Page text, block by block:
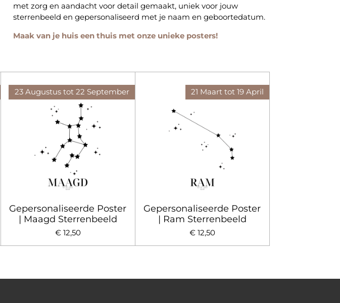
met zorg en aandacht voor detail gemaakt, uniek voor jouw
sterrenbeeld en gepersonaliseerd met je naam en geboortedatum.
Maak van je huis een thuis met onze unieke posters!
23 Augustus tot 22 September
Gepersonaliseerde Poster
| Maagd Sterrenbeeld
€ 12,50
21 Maart tot 19 April
Gepersonaliseerde Poster
| Ram Sterrenbeeld
€ 12,50